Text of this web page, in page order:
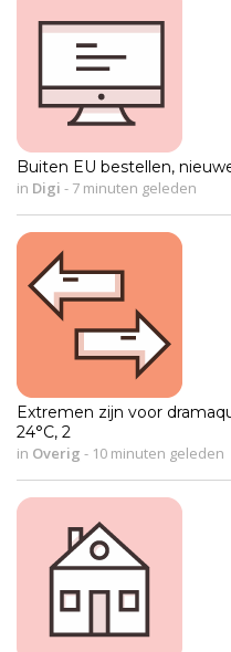
Buiten EU bestellen,
in Digi - 7 minuten geleden
Extremen zijn voor
24°C, 2
in Overig - 10 minuten geleden